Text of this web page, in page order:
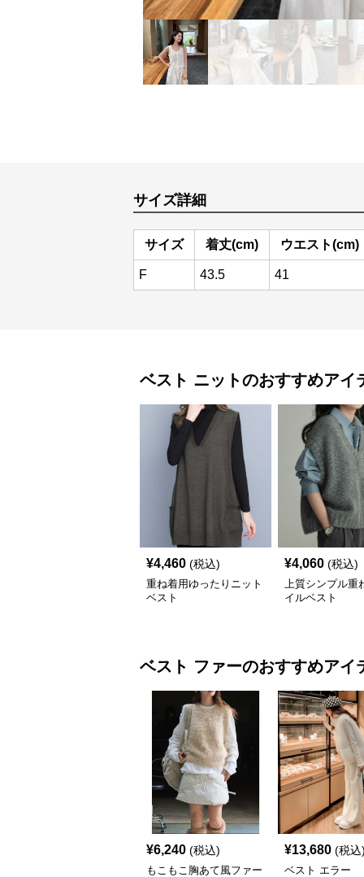
サイズ詳細
サイズ 着丈(cm) ウエスト(cm)
F 43.5 41
ベスト ニットのおすすめアイ
¥4,460 (税込)
重ね着用ゆったりニット
ベスト
¥4,060 (税込)
上質シンプル重
イルベスト
ベスト ファーのおすすめアイ
¥6,240 (税込)
もこもこ胸あて風ファー
¥13,680 (税込
ベスト エラー